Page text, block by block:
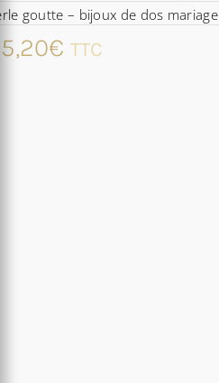
goutte – bijoux de dos mariage
€ TTC